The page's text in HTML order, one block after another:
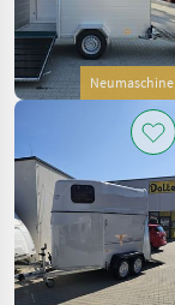
Neumaschine